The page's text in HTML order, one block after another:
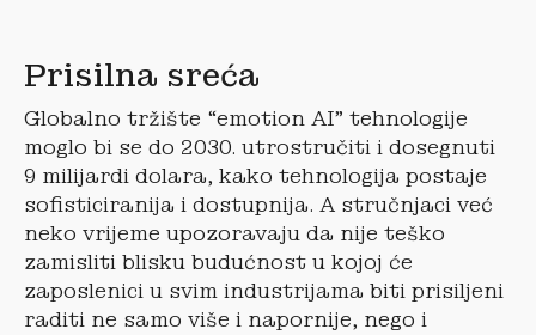
Prisilna sreća
Globalno tržište “emotion AI” tehnologije
moglo bi se do 2030. utrostručiti i dosegnuti
9 milijardi dolara, kako tehnologija postaje
sofisticiranija i dostupnija. A stručnjaci već
neko vrijeme upozoravaju da nije teško
zamisliti blisku budućnost u kojoj će
zaposlenici u svim industrijama biti prisiljeni
raditi ne samo više i napornije, nego i